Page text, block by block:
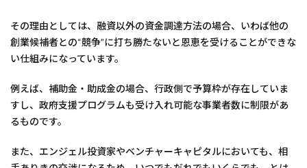
その理由としては、融資以外の資金調達方法の場合、いわば他の
創業候補者との“競争”に打ち勝たないと恩恵を受けることができな
い仕組みになっています。
例えば、補助金・助成金の場合、行政側で予算枠が存在していま
すし、政府支援プログラムも受け入れ可能な事業者数に制限があ
るものです。
また、エンジェル投資家やベンチャーキャピタルにおいても、相